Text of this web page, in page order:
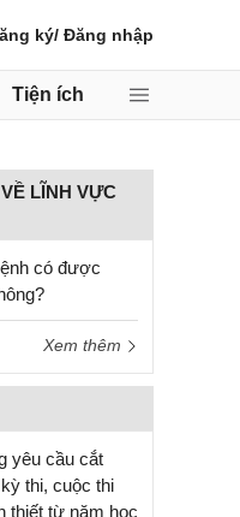
ký/ Đăng nhập
Tiện ích
LĨNH VỰC
có được
Xem thêm
yêu cầu cắt
thi, cuộc thi
thiết từ năm học